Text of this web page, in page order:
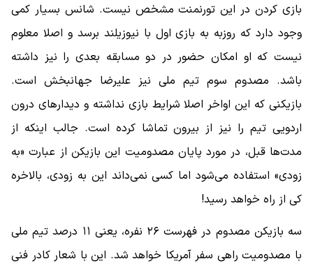
بازی کردن در این تورنمنت مشخص نیست. شانس بسیار کمی
وجود دارد که روزبه به بازی اول با نیوزیلند برسد و اصلا معلوم
نیست که او امکان حضور در دو مسابقه بعدی را نیز داشته
باشد. مصدوم سوم تیم ملی نیز علیرضا جهانبخش است.
بازیکنی که این اواخر اصلا شرایط بازی نداشته و دیدارهای درون
اردویی تیم را نیز از بیرون تماشا کرده است. جالب اینکه از
مدت‌ها قبل، در مورد پایان مصدومیت این بازیکن از عبارت «به
زودی» استفاده می‌شود اما کسی نمی‌داند این به زودی، بالاخره
کی از راه خواهد رسید!
سه بازیکن مصدوم در فهرست ۲۶ نفره، یعنی ۱۱ درصد تیم ملی
با مصدومیت راهی سفر آمریکا خواهد شد. این با شعار کادر فنی